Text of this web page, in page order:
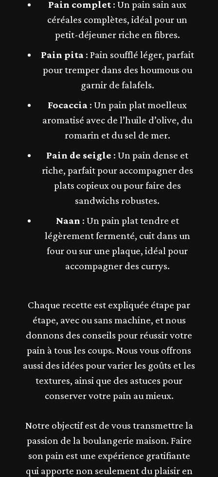
Pain complet : Un pain sain aux
céréales complètes, idéal pour un
petit-déjeuner riche en fibres.
Pain pita: Pain soufflé léger, parfait
pour tremper dans des houmous ou
garnir de falafels.
Focaccia : Un pain plat moelleux
aromatisé avec de l’huile d’olive, du
romarin et du sel de mer.
Pain de seigle : Un pain dense et
riche, parfait pour accompagner des
plats copieux ou pour faire des
sandwichs robustes.
Naan : Un pain plat tendre et
légèrement fermenté, cuit dans un
four ou sur une plaque, idéal pour
accompagner des currys.
Chaque recette est expliquée étape par
étape, avec ou sans machine, et nous
donnons des conseils pour réussir votre
pain à tous les coups. Nous vous offrons
aussi des idées pour varier les goûts et les
textures, ainsi que des astuces pour
conserver votre pain au mieux.
Notre objectif est de vous transmettre la
passion de la boulangerie maison. Faire
son pain est une expérience gratifiante
qui apporte non seulement du plaisir en